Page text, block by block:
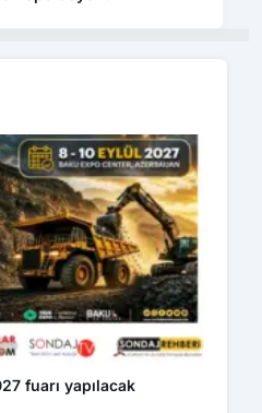
fuarı yapılacak